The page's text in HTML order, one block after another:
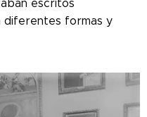
escritos
diferentes formas y